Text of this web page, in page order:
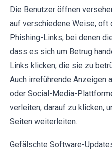
Die Benutzer öffnen
auf verschiedene Weise, oft
Phishing-Links, bei denen
dass es sich um Betrug
Links klicken, die sie zu
Auch irreführende Anzeigen
oder Social-Media-
verleiten, darauf zu klicken,
Seiten weiterleiten.
Gefälschte Software-